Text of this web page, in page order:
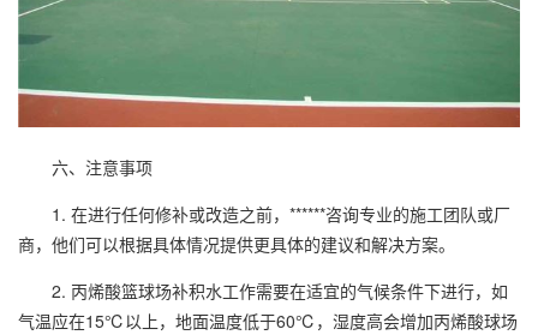
六、注意事项
1. 在进行任何修补或改造之前，******咨询专业的施工团队或厂
商，他们可以根据具体情况提供更具体的建议和解决方案。
2. 丙烯酸篮球场补积水工作需要在适宜的气候条件下进行，如
气温应在15℃以上，地面温度低于60℃，湿度高会增加丙烯酸球场